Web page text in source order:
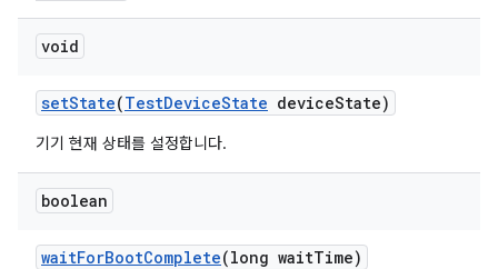
void
setState(TestDeviceState deviceState)
기기 현재 상태를 설정합니다.
boolean
waitForBootComplete(long waitTime)